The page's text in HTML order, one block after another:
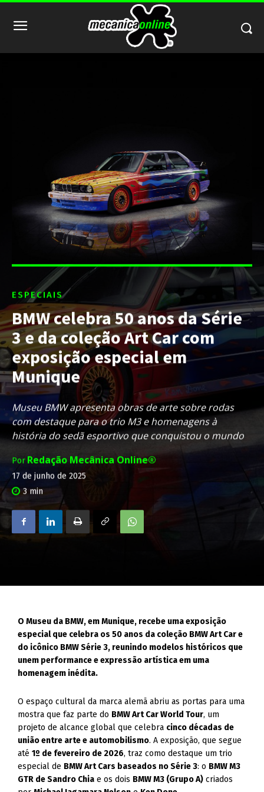
ESPECIAIS
BMW celebra 50 anos da Série
3 e da coleção Art Car com
exposição especial em
Munique
Museu BMW apresenta obras de arte sobre rodas
com destaque para o trio M3 e homenagens à
história do sedã esportivo que conquistou o mundo
Por Redação Mecânica Online®
17 de junho de 2025
3 min
O Museu da BMW, em Munique, recebe uma exposição
especial que celebra os 50 anos da coleção BMW Art Car e
do icônico BMW Série 3, reunindo modelos históricos que
unem performance e expressão artística em uma
homenagem inédita.
O espaço cultural da marca alemã abriu as portas para uma
mostra que faz parte do BMW Art Car World Tour, um
projeto de alcance global que celebra cinco décadas de
união entre arte e automobilismo. A exposição, que segue
até1º de fevereiro de 2026, traz como destaque um trio
especial de BMW Art Cars baseados no Série 3: o BMW M3
GTR de Sandro Chia e os dois BMW M3 (Grupo A) criados